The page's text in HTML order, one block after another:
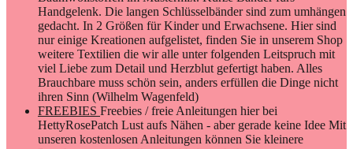
Handgelenk. Die langen Schlüsselbänder sind zum umhängen
gedacht. In 2 Größen für Kinder und Erwachsene. Hier sind
nur einige Kreationen aufgelistet, finden Sie in unserem Shop
weitere Textilien die wir alle unter folgenden Leitspruch mit
viel Liebe zum Detail und Herzblut gefertigt haben. Alles
Brauchbare muss schön sein, anders erfüllen die Dinge nicht
ihren Sinn (Wilhelm Wagenfeld)
FREEBIES Freebies / freie Anleitungen hier bei
HettyRosePatch Lust aufs Nähen - aber gerade keine Idee Mit
unseren kostenlosen Anleitungen können Sie kleinere